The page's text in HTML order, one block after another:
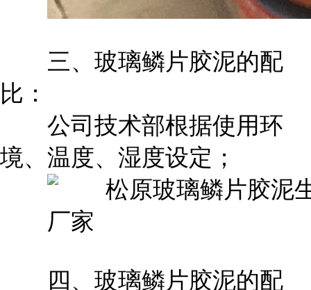
三、玻璃鳞片胶泥的配
比：
公司技术部根据使用环
境、温度、湿度设定；
四、玻璃鳞片胶泥的配